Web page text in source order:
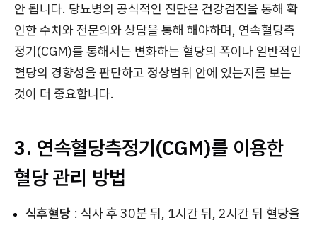
안 됩니다. 당뇨병의 공식적인 진단은 건강검진을 통해 확
인한 수치와 전문의와 상담을 통해 해야하며, 연속혈당측
정기(CGM)를 통해서는 변화하는 혈당의 폭이나 일반적인
혈당의 경향성을 판단하고 정상범위 안에 있는지를 보는
것이 더 중요합니다.
3. 연속혈당측정기(CGM)를 이용한
혈당 관리 방법
식후혈당 : 식사 후 30분 뒤, 1시간 뒤, 2시간 뒤 혈당을